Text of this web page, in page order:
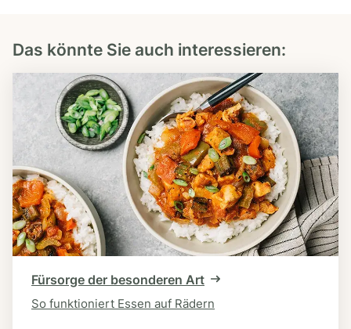
Das könnte Sie auch interessieren:
Fürsorge der besonderen Art
So funktioniert Essen auf Rädern